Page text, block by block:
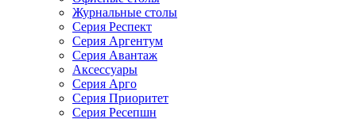
Журнальные столы
Серия Респект
Серия Аргентум
Серия Авантаж
Аксессуары
Серия Арго
Серия Приоритет
Серия Ресепшн